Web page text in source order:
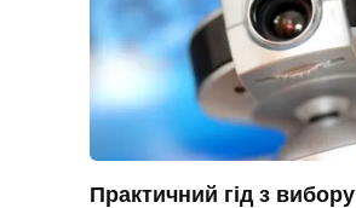
Практичний гід з вибору